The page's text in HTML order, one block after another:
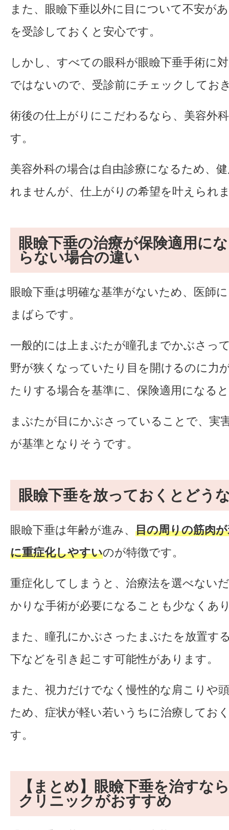
また、眼瞼下垂以外に目について不安が
を受診しておくと安心です。
しかし、すべての眼科が眼瞼下垂手術に
ではないので、受診前にチェックしてお
術後の仕上がりにこだわるなら、美容外
す。
美容外科の場合は自由診療になるため、
れませんが、仕上がりの希望を叶えられ
眼瞼下垂の治療が保険適用に
らない場合の違い
眼瞼下垂は明確な基準がないため、医師
まばらです。
一般的には上まぶたが瞳孔までかぶさっ
野が狭くなっていたり目を開けるのに力
たりする場合を基準に、保険適用になる
まぶたが目にかぶさっていることで、実
が基準となりそうです。
眼瞼下垂を放っておくとどう
眼瞼下垂は年齢が進み、 目の周りの筋肉
に重症化しやすいのが特徴です。
重症化してしまうと、治療法を選べない
かりな手術が必要になることも少なくあ
また、瞳孔にかぶさったまぶたを放置す
下などを引き起こす可能性があります。
また、視力だけでなく慢性的な肩こりや
ため、症状が軽い若いうちに治療してお
す。
【まとめ】眼瞼下垂を治すな
クリニックがおすすめ